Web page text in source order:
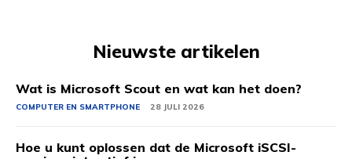
Nieuwste artikelen
Wat is Microsoft Scout en wat kan het doen?
COMPUTER EN SMARTPHONE 28 JULI 2026
Hoe u kunt oplossen dat de Microsoft iSCSI-